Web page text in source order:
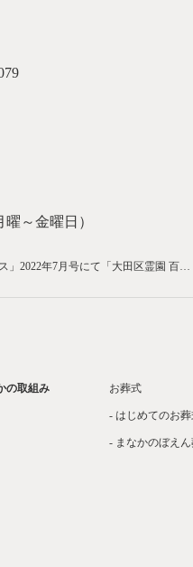
～金曜日）
」2022年7月号にて「大田区霊園 百…
の取組み お葬式
- はじめてのお
- まなかのぼえ